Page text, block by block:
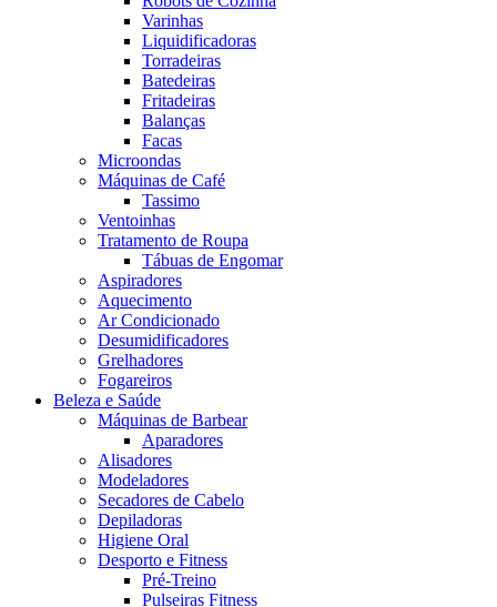
Varinhas
Liquidificadoras
Torradeiras
Batedeiras
Fritadeiras
Balanças
Facas
Microondas
Máquinas de Café
Tassimo
Ventoinhas
Tratamento de Roupa
Tábuas de Engomar
Aspiradores
Aquecimento
Ar Condicionado
Desumidificadores
Grelhadores
Fogareiros
Beleza e Saúde
Máquinas de Barbear
Aparadores
Alisadores
Modeladores
Secadores de Cabelo
Depiladoras
Higiene Oral
Desporto e Fitness
Pré-Treino
Pulseiras Fitness